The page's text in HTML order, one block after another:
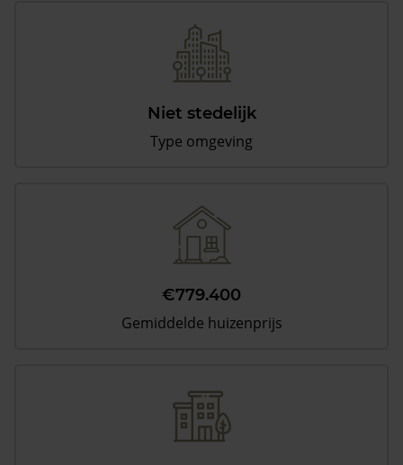
Niet stedelijk
Type omgeving
€779.400
Gemiddelde huizenprijs